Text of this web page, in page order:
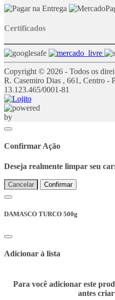
Certificados
Copyright © 2026 - Todos os
R. Casemiro Dias , 661, Centro -
13.123.465/0001-81
Confirmar Ação
Deseja realmente limpar seu
Cancelar Confirmar
DAMASCO TURCO 500g
Adicionar à lista
Para você adicionar este
antes